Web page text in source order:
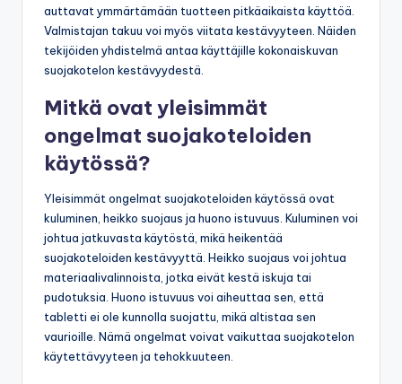
auttavat ymmärtämään tuotteen pitkäaikaista käyttöä.
Valmistajan takuu voi myös viitata kestävyyteen. Näiden
tekijöiden yhdistelmä antaa käyttäjille kokonaiskuvan
suojakotelon kestävyydestä.
Mitkä ovat yleisimmät
ongelmat suojakoteloiden
käytössä?
Yleisimmät ongelmat suojakoteloiden käytössä ovat
kuluminen, heikko suojaus ja huono istuvuus. Kuluminen voi
johtua jatkuvasta käytöstä, mikä heikentää
suojakoteloiden kestävyyttä. Heikko suojaus voi johtua
materiaalivalinnoista, jotka eivät kestä iskuja tai
pudotuksia. Huono istuvuus voi aiheuttaa sen, että
tabletti ei ole kunnolla suojattu, mikä altistaa sen
vaurioille. Nämä ongelmat voivat vaikuttaa suojakotelon
käytettävyyteen ja tehokkuuteen.